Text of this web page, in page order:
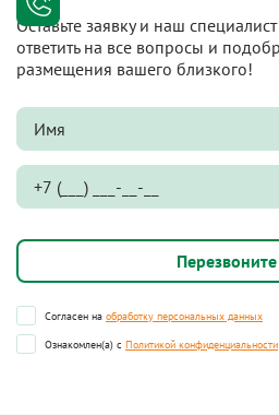
Оставьте заявку и наш
ответить на все вопросы и
размещения вашего близкого!
Согласен на обработку персональных данных
Ознакомлен(а) с Политикой конфиденциальности